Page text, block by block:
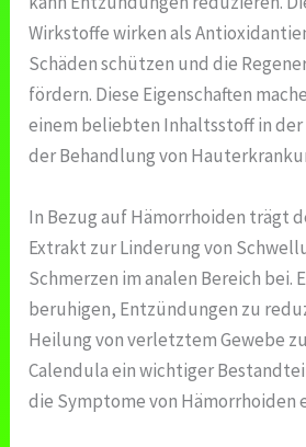
Wirkstoffe wirken als
Schäden schützen und die
fördern. Diese Eigenschaften
einem beliebten Inhaltsstoff in
der Behandlung von
In Bezug auf Hämorrhoiden trägt
Extrakt zur Linderung von
Schmerzen im analen Bereich bei.
beruhigen, Entzündungen zu
Heilung von verletztem Gewebe
Calendula ein wichtiger
die Symptome von Hämorrhoiden